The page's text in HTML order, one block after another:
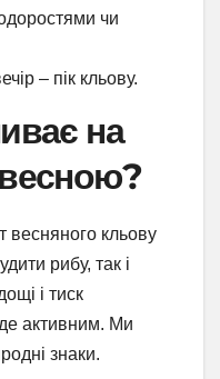
чи
– пік кльову.
на
весняного кльову
рибу, так і
і тиск
активним. Ми
знаки.